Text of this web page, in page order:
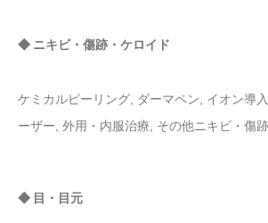
◆ ニキビ・傷跡・ケロイド
ケミカルピーリング, ダーマペン, イオン導
ーザー, 外用・内服治療, その他ニキビ・傷
◆ 目・目元